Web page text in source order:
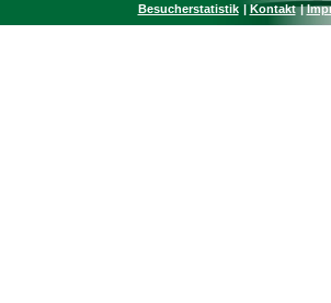
Besucherstatistik Kontakt